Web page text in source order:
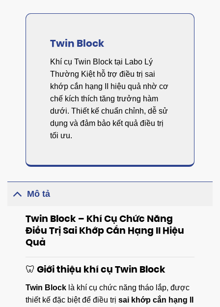
Twin Block
Khí cụ Twin Block tại Labo Lý
Thường Kiệt hỗ trợ điều trị sai
khớp cắn hạng II hiệu quả nhờ cơ
chế kích thích tăng trưởng hàm
dưới. Thiết kế chuẩn chỉnh, dễ sử
dụng và đảm bảo kết quả điều trị
tối ưu.
Mô tả
Twin Block – Khí Cụ Chức Năng
Điều Trị Sai Khớp Cắn Hạng II Hiệu
Quả
🦷 Giới thiệu khí cụ Twin Block
Twin Blocklà khí cụ chức năng tháo lắp, được
thiết kế đặc biệt để điều trị sai khớp cắn hạng II